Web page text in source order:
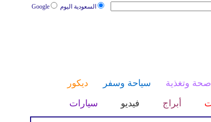
السعودية اليوم Google
صحة وتغذية سياحة وسفر
ديكور
أبراج فيديو سيارات